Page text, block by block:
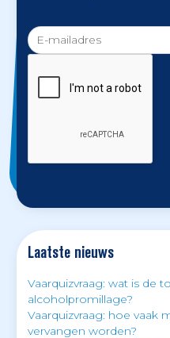
Laatste nieuws
Vaarquizvraag: wat is de
alcoholpromillage?
Vaarquizvraag: hoe vaak
vervangen worden?